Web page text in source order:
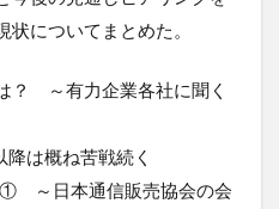
についてまとめた。
？ ～有力企業各社に聞く
降は概ね苦戦続く
① ～日本通信販売協会の会